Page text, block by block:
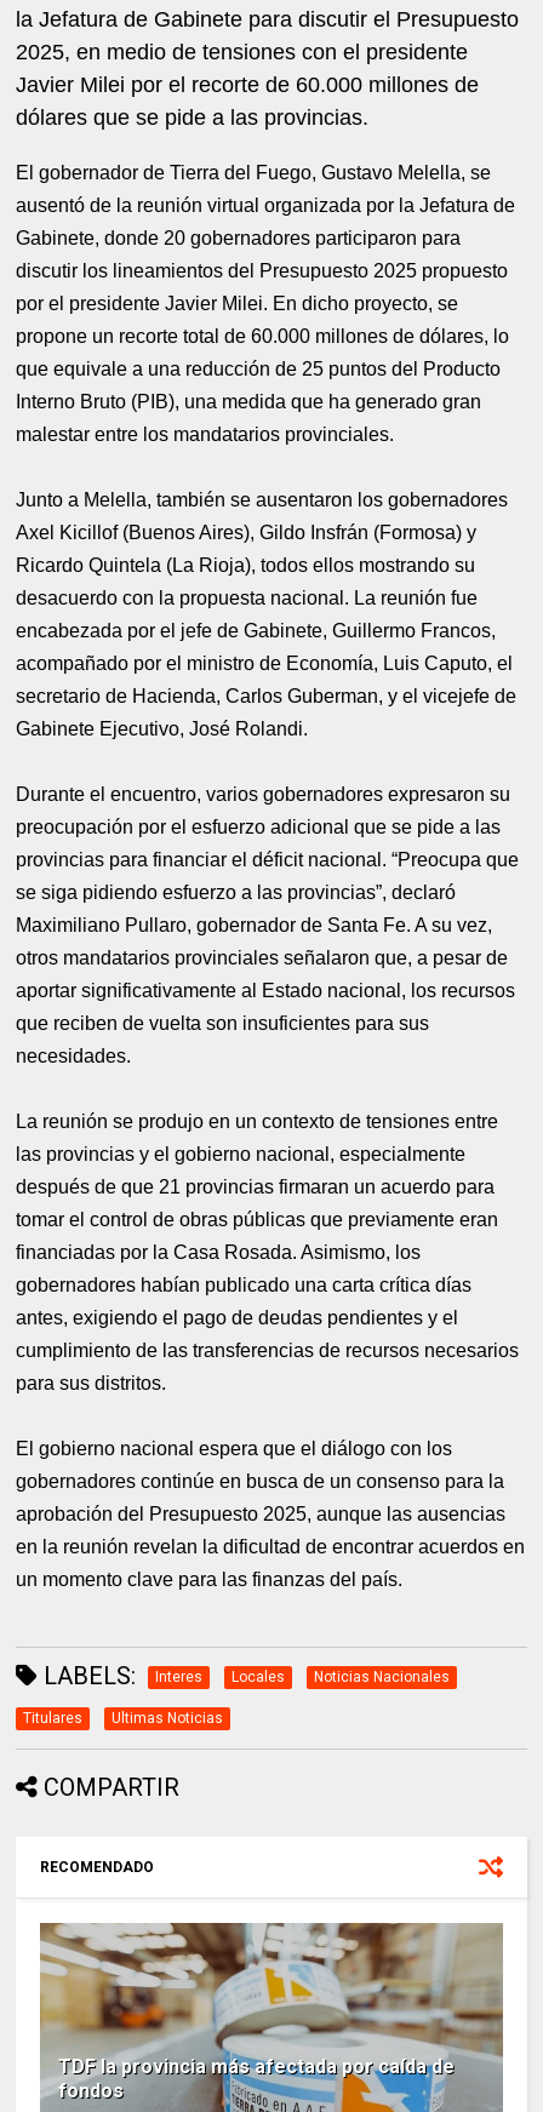
la Jefatura de Gabinete para discutir el Presupuesto
2025, en medio de tensiones con el presidente
Javier Milei por el recorte de 60.000 millones de
dólares que se pide a las provincias.
El gobernador de Tierra del Fuego, Gustavo Melella, se
ausentó de la reunión virtual organizada por la Jefatura de
Gabinete, donde 20 gobernadores participaron para
discutir los lineamientos del Presupuesto 2025 propuesto
por el presidente Javier Milei. En dicho proyecto, se
propone un recorte total de 60.000 millones de dólares, lo
que equivale a una reducción de 25 puntos del Producto
Interno Bruto (PIB), una medida que ha generado gran
malestar entre los mandatarios provinciales.
Junto a Melella, también se ausentaron los gobernadores
Axel Kicillof (Buenos Aires), Gildo Insfrán (Formosa) y
Ricardo Quintela (La Rioja), todos ellos mostrando su
desacuerdo con la propuesta nacional. La reunión fue
encabezada por el jefe de Gabinete, Guillermo Francos,
acompañado por el ministro de Economía, Luis Caputo, el
secretario de Hacienda, Carlos Guberman, y el vicejefe de
Gabinete Ejecutivo, José Rolandi.
Durante el encuentro, varios gobernadores expresaron su
preocupación por el esfuerzo adicional que se pide a las
provincias para financiar el déficit nacional. “Preocupa que
se siga pidiendo esfuerzo a las provincias”, declaró
Maximiliano Pullaro, gobernador de Santa Fe. A su vez,
otros mandatarios provinciales señalaron que, a pesar de
aportar significativamente al Estado nacional, los recursos
que reciben de vuelta son insuficientes para sus
necesidades.
La reunión se produjo en un contexto de tensiones entre
las provincias y el gobierno nacional, especialmente
después de que 21 provincias firmaran un acuerdo para
tomar el control de obras públicas que previamente eran
financiadas por la Casa Rosada. Asimismo, los
gobernadores habían publicado una carta crítica días
antes, exigiendo el pago de deudas pendientes y el
cumplimiento de las transferencias de recursos necesarios
para sus distritos.
El gobierno nacional espera que el diálogo con los
gobernadores continúe en busca de un consenso para la
aprobación del Presupuesto 2025, aunque las ausencias
en la reunión revelan la dificultad de encontrar acuerdos en
un momento clave para las finanzas del país.
LABELS: Interes Locales Noticias Nacionales
Titulares Ultimas Noticias
COMPARTIR
RECOMENDADO
TDF la provincia más afectada por caída de
fondos